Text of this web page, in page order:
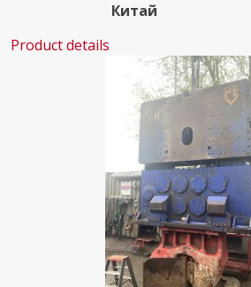
Китай
Product details